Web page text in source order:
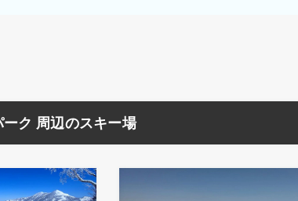
ク 周辺のスキー場